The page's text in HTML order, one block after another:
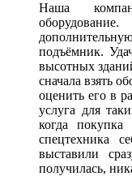
Наша
подъёмник.
высотных
сначала взять
оценить его в
услуга для
когда
спецтехника
выставили
получилась,